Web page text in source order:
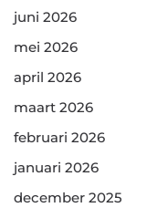
juni 2026
mei 2026
april 2026
maart 2026
februari 2026
januari 2026
december 2025